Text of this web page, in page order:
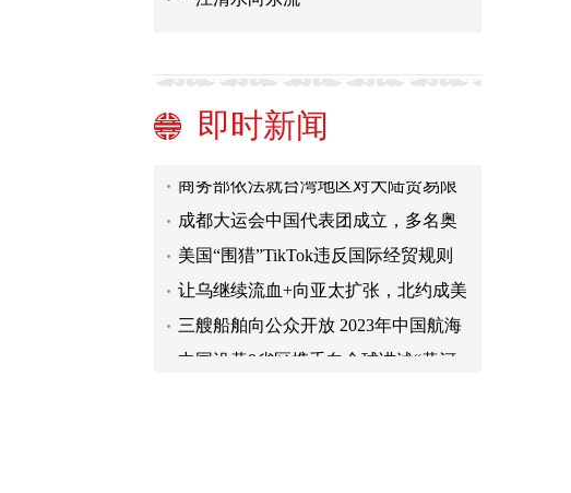
即时新闻
玩耍”：为刀具模型
IAEA总干事称福岛核“处理水”可以饮